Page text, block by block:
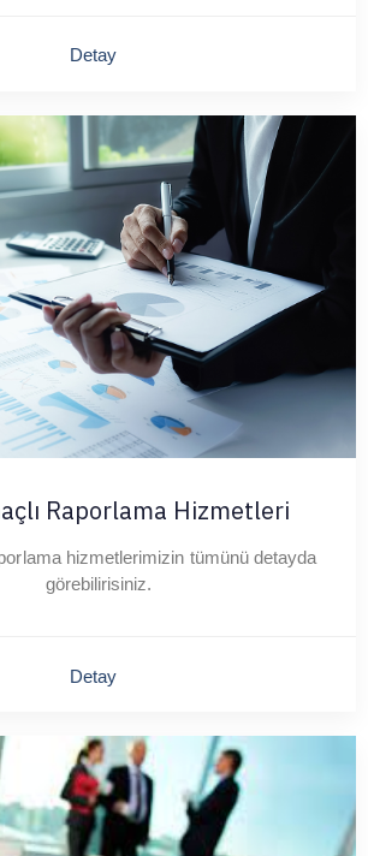
Detay
Raporlama Hizmetleri
hizmetlerimizin tümünü detayda
görebilirisiniz.
Detay